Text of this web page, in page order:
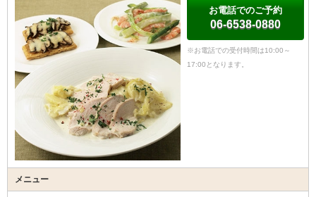
お電話でのご予約
06-6538-0880
※お電話での受付時間は10:00～
17:00となります。
メニュー